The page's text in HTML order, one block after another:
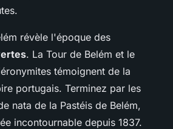
révèle l'époque des
. La Tour de Belém et le
témoignent de la
portugais. Terminez par les
nata de la Pastéis de Belém,
incontournable depuis 1837.